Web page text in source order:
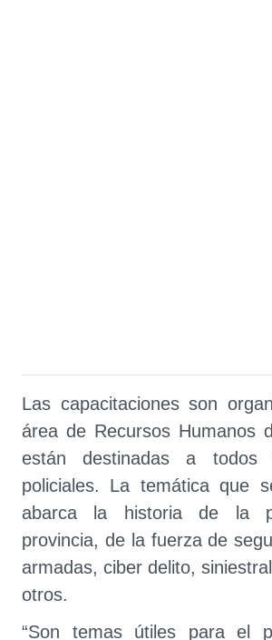
Las capacitaciones son
área de Recursos Humanos
están destinadas a todos
policiales. La temática que
abarca la historia de la
provincia, de la fuerza de
armadas, ciber delito,
otros.
“Son temas útiles para el